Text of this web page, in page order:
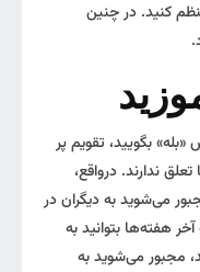
کنید. در چنین
بگویید، تقویم پر
ندارند. درواقع،
می‌شوید به دیگران در
هفته‌ها بتوانید به
مجبور می‌شوید به